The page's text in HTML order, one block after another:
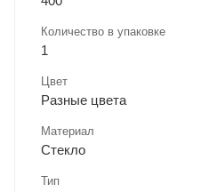
Количество в упаковке
1
Цвет
Разные цвета
Материал
Стекло
Тип